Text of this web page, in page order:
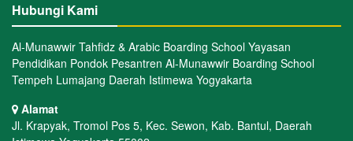
Hubungi Kami
Al-Munawwir Tahfidz & Arabic Boarding School Yayasan
Pendidikan Pondok Pesantren Al-Munawwir Boarding School
Tempeh Lumajang Daerah Istimewa Yogyakarta
Alamat
Jl. Krapyak, Tromol Pos 5, Kec. Sewon, Kab. Bantul, Daerah